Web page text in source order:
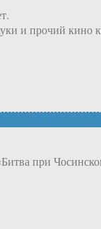
и прочий кино
при